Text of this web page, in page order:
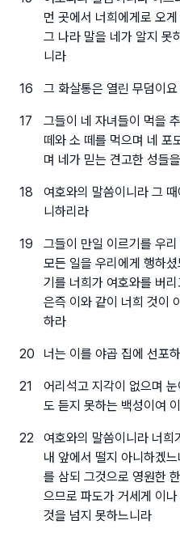
먼 곳에서 너희에게로 오
그 나라 말을 네가 알지 못
니라
16 그 화살통은 열린 무덤이
17
그들이 네 자녀들이 먹을
떼와 소 떼를 먹으며 네 포
며 네가 믿는 견고한 성들
18
여호와의 말씀이니라 그
니하리라
19
그들이 만일 이르기를 우
모든 일을 우리에게 행하
기를 너희가 여호와를 버
은즉 이와 같이 너희 것이
하라
20 너는 이를 야곱 집에 선포
21
어리석고 지각이 없으며
도 듣지 못하는 백성이여
22
여호와의 말씀이니라 너희
내 앞에서 떨지 아니하겠
를 삼되 그것으로 영원한
으므로 파도가 거세게 이
것을 넘지 못하느니라